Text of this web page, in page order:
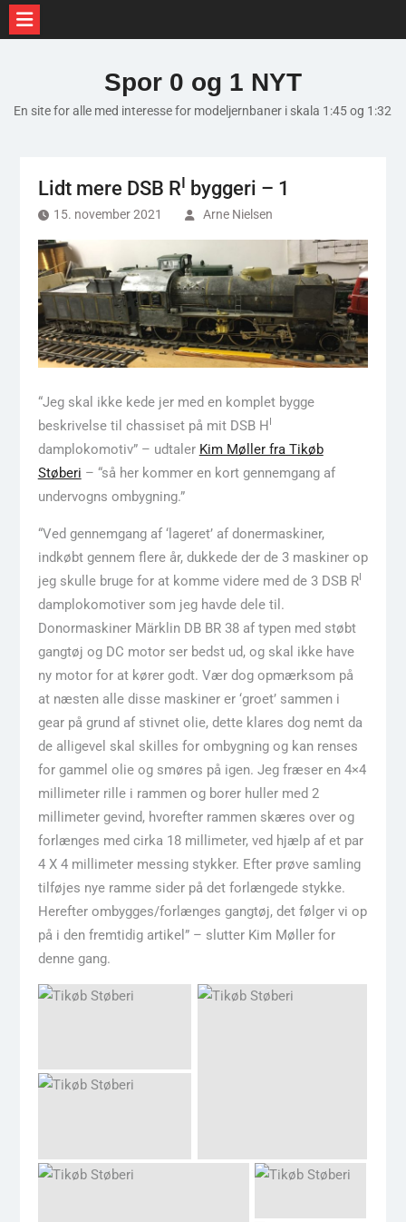
Spor 0 og 1 NYT
En site for alle med interesse for modeljernbaner i skala 1:45 og 1:32
Lidt mere DSB RI byggeri – 1
15. november 2021 Arne Nielsen
“Jeg skal ikke kede jer med en komplet bygge
beskrivelse til chassiset på mit DSB H
damplokomotiv” – udtaler Kim Møller fra Tikøb
Støberi – “så her kommer en kort gennemgang af
undervogns ombygning.”
“Ved gennemgang af ‘lageret’ af donermaskiner,
indkøbt gennem flere år, dukkede der de 3 maskiner op
jeg skulle bruge for at komme videre med de 3 DSB RI
damplokomotiver som jeg havde dele til.
Donormaskiner Märklin DB BR 38 af typen med støbt
gangtøj og DC motor ser bedst ud, og skal ikke have
ny motor for at kører godt. Vær dog opmærksom på
at næsten alle disse maskiner er ‘groet’ sammen i
gear på grund af stivnet olie, dette klares dog nemt da
de alligevel skal skilles for ombygning og kan renses
for gammel olie og smøres på igen. Jeg fræser en 4×4
millimeter rille i rammen og borer huller med 2
millimeter gevind, hvorefter rammen skæres over og
forlænges med cirka 18 millimeter, ved hjælp af et par
4 X 4 millimeter messing stykker. Efter prøve samling
tilføjes nye ramme sider på det forlængede stykke.
Herefter ombygges/forlænges gangtøj, det følger vi op
på i den fremtidig artikel” – slutter Kim Møller for
denne gang.